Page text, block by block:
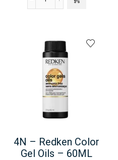
4GN
Gel
Lacquers
-
60ML
aantal
4N – Redken Color
Gel Oils – 60ML